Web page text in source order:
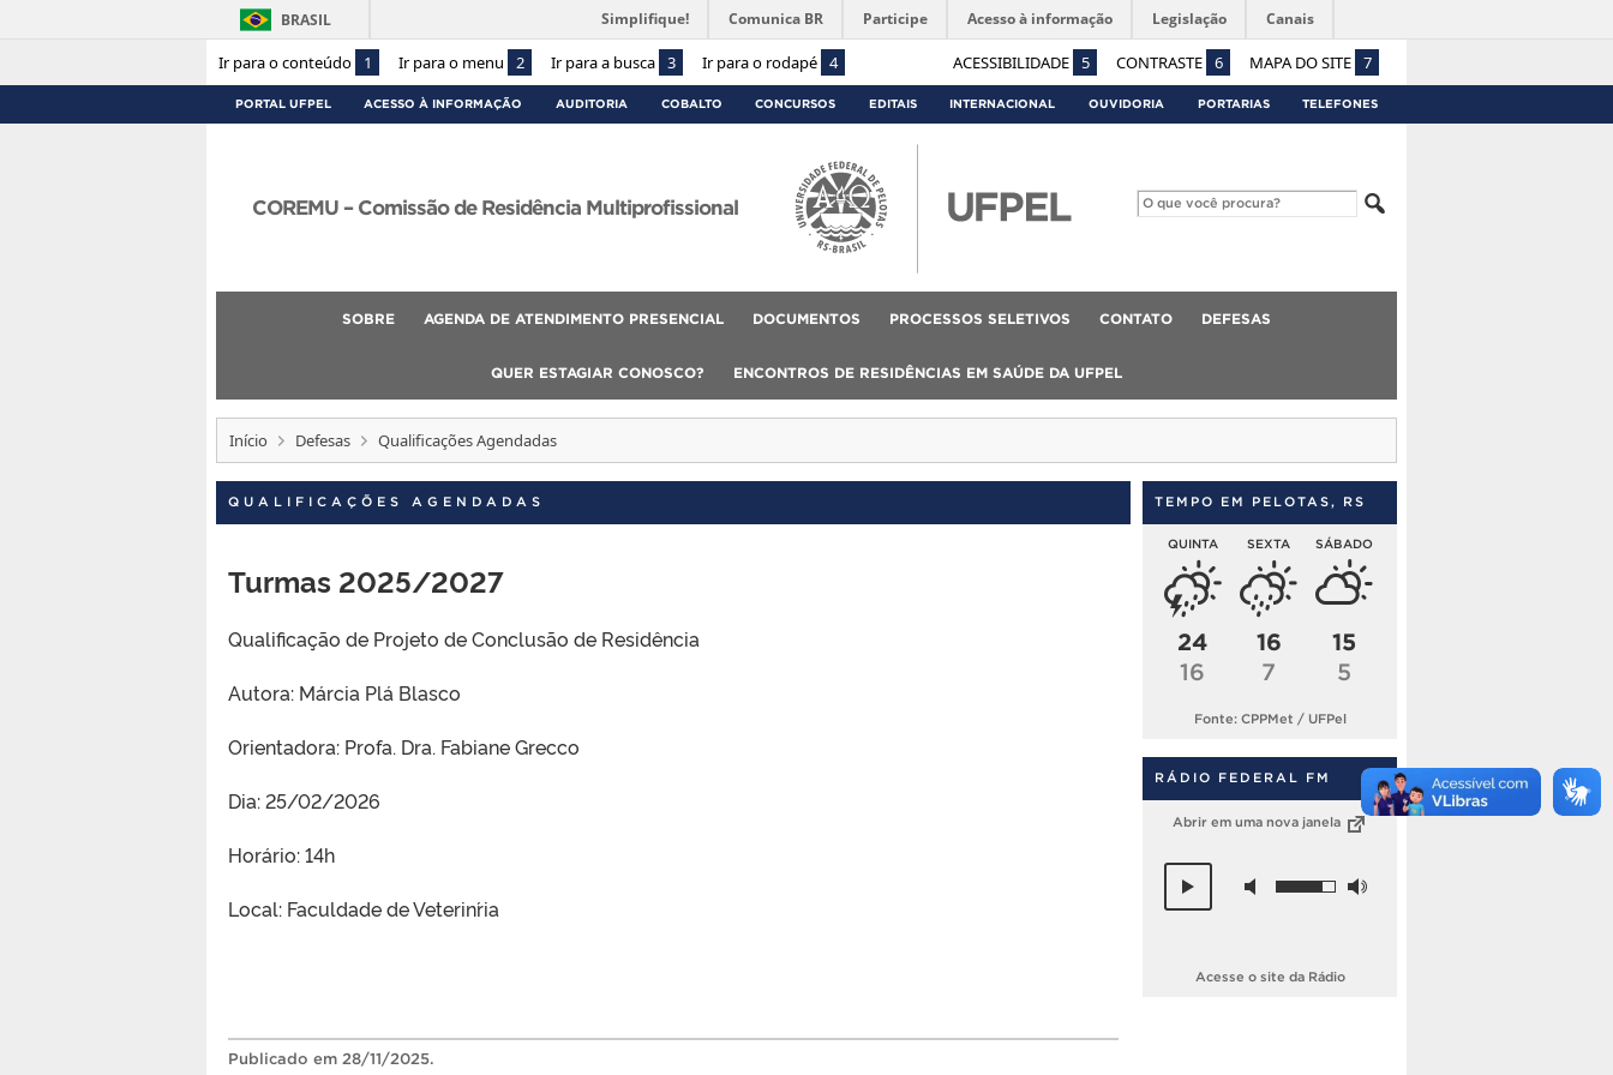
Ir para o conteúdo 1 Ir para o menu 2 Ir para a busca 3 Ir para o rodapé 4 ACESSIBILIDADE 5 CONTRASTE 6 MAPA DO SITE 7
BRASIL Simplifique! Comunica BR Participe Acesso à informação Legislação Canais
PORTAL UFPEL ACESSO À INFORMAÇÃO AUDITORIA COBALTO CONCURSOS EDITAIS INTERNACIONAL OUVIDORIA PORTARIAS TELEFONES
COREMU – Comissão de Residência Multiprofissional
SOBRE AGENDA DE ATENDIMENTO PRESENCIAL DOCUMENTOS PROCESSOS SELETIVOS CONTATO DEFESAS
QUER ESTAGIAR CONOSCO? ENCONTROS DE RESIDÊNCIAS EM SAÚDE DA UFPEL
Início Defesas Qualificações Agendadas
QUALIFICAÇÕES AGENDADAS
Turmas 2025/2027
Qualificação de Projeto de Conclusão de Residência
Autora: Márcia Plá Blasco
Orientadora: Profa. Dra. Fabiane Grecco
Dia: 25/02/2026
Horário: 14h
Local: Faculdade de Veterin´ria
Publicado em 28/11/2025.
TEMPO EM PELOTAS, RS
QUINTA
24
16
SEXTA
16
7
SÁBADO
15
5
Fonte: CPPMet / UFPel
RÁDIO FEDERAL FM
Abrir em uma nova janela
Acesse o site da Rádio